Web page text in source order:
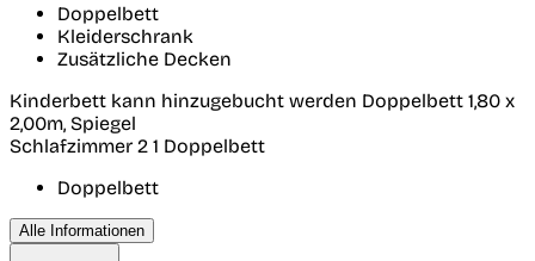
Doppelbett
Kleiderschrank
Zusätzliche Decken
Kinderbett kann hinzugebucht werden Doppelbett 1,80 x
2,00m, Spiegel
Schlafzimmer 2 1 Doppelbett
Doppelbett
Alle Informationen